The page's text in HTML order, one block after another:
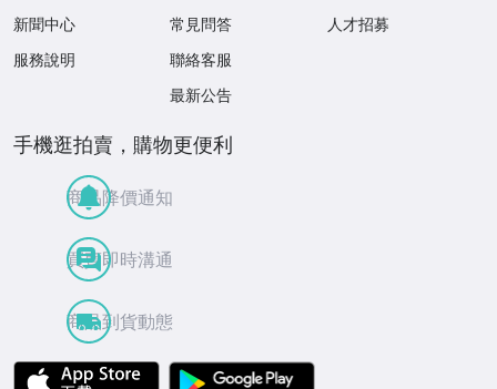
新聞中心
服務說明
常見問答
聯絡客服
最新公告
人才招募
手機逛拍賣，購物更便利
商品降價通知
買賣即時溝通
商品到貨動態
APP Store